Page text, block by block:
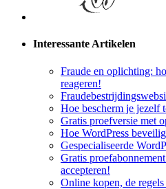
Interessante Artikelen
Fraude en oplichting:
reageren!
Hoe bescherm je jezelf
Gratis proefversie met
Hoe WordPress
Gespecialiseerde
Gratis
accepteren!
Online kopen, de